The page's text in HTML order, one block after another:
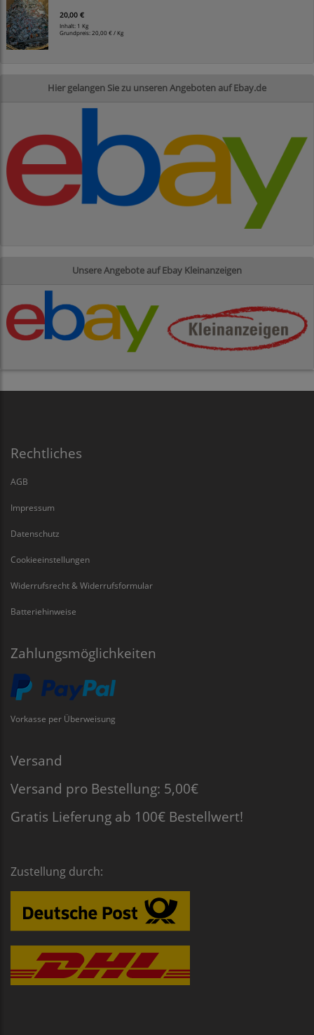
20,00 €
Inhalt: 1 Kg
Grundpreis:20,00 € / Kg
Hier gelangen Sie zu unseren Angeboten auf Ebay.de
Unsere Angebote auf Ebay Kleinanzeigen
Rechtliches
AGB
Impressum
Datenschutz
Cookieeinstellungen
Widerrufsrecht & Widerrufsformular
Batteriehinweise
Zahlungsmöglichkeiten
Vorkasse per Überweisung
Versand
Versand pro Bestellung: 5,00€
Gratis Lieferung ab 100€ Bestellwert!
Zustellung durch: